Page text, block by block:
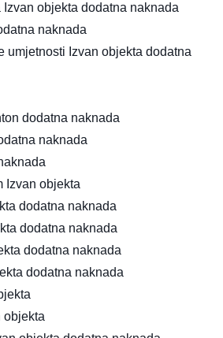
Izvan objekta dodatna naknada
naknada
umjetnosti Izvan objekta dodatna
dodatna naknada
naknada
Izvan objekta
dodatna naknada
dodatna naknada
dodatna naknada
dodatna naknada
objekta